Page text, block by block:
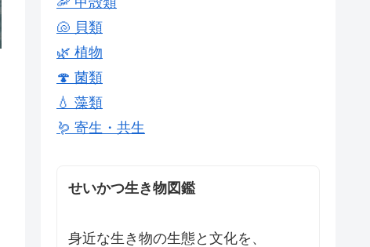
🐚 貝類
🌿 植物
🍄 菌類
💧 藻類
🪱 寄生・共生
せいかつ生き物図鑑
身近な生き物の生態と文化を、